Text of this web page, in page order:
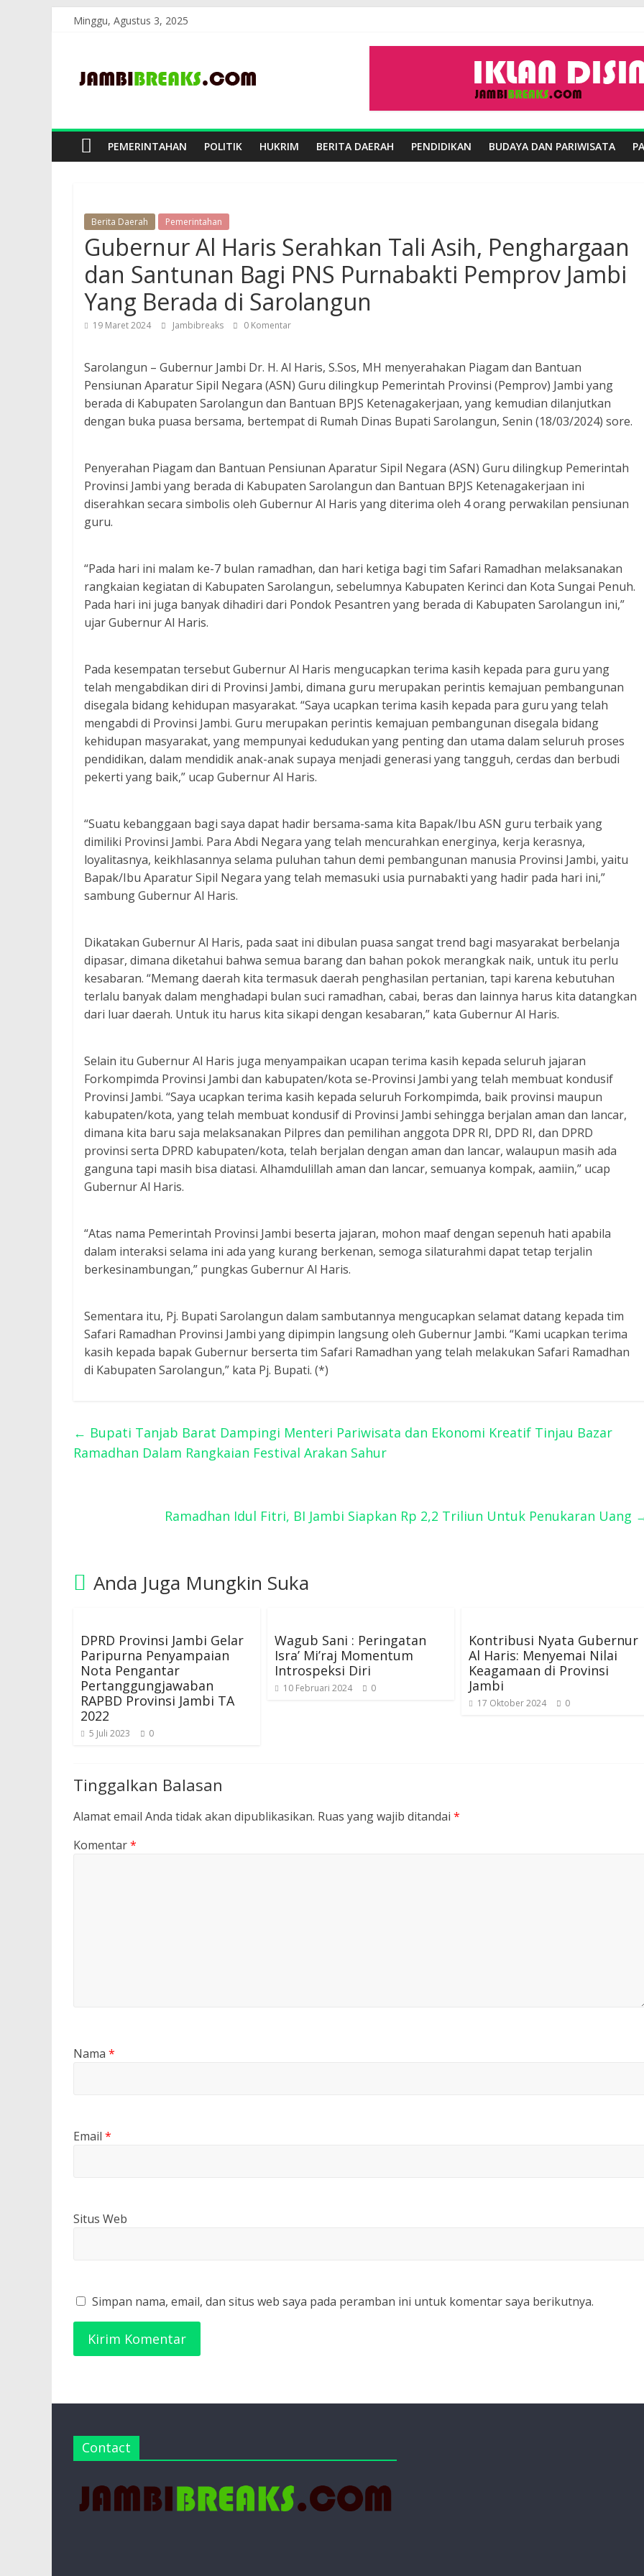
Minggu, Agustus 3, 2025
JambiBreaks
PEMERINTAHAN POLITIK HUKRIM BERITA DAERAH PENDIDIKAN BUDAYA DAN PARIWISATA
Berita Daerah Pemerintahan
Gubernur Al Haris Serahkan Tali Asih, Penghargaan
dan Santunan Bagi PNS Purnabakti Pemprov Jambi
Yang Berada di Sarolangun
19 Maret 2024 Jambibreaks 0 Komentar
Sarolangun – Gubernur Jambi Dr. H. Al Haris, S.Sos, MH menyerahakan Piagam dan Bantuan
Pensiunan Aparatur Sipil Negara (ASN) Guru dilingkup Pemerintah Provinsi (Pemprov) Jambi yang
berada di Kabupaten Sarolangun dan Bantuan BPJS Ketenagakerjaan, yang kemudian dilanjutkan
dengan buka puasa bersama, bertempat di Rumah Dinas Bupati Sarolangun, Senin (18/03/2024) sore.
Penyerahan Piagam dan Bantuan Pensiunan Aparatur Sipil Negara (ASN) Guru dilingkup Pemerintah
Provinsi Jambi yang berada di Kabupaten Sarolangun dan Bantuan BPJS Ketenagakerjaan ini
diserahkan secara simbolis oleh Gubernur Al Haris yang diterima oleh 4 orang perwakilan pensiunan
guru.
“Pada hari ini malam ke-7 bulan ramadhan, dan hari ketiga bagi tim Safari Ramadhan melaksanakan
rangkaian kegiatan di Kabupaten Sarolangun, sebelumnya Kabupaten Kerinci dan Kota Sungai Penuh.
Pada hari ini juga banyak dihadiri dari Pondok Pesantren yang berada di Kabupaten Sarolangun ini,”
ujar Gubernur Al Haris.
Pada kesempatan tersebut Gubernur Al Haris mengucapkan terima kasih kepada para guru yang
telah mengabdikan diri di Provinsi Jambi, dimana guru merupakan perintis kemajuan pembangunan
disegala bidang kehidupan masyarakat. “Saya ucapkan terima kasih kepada para guru yang telah
mengabdi di Provinsi Jambi. Guru merupakan perintis kemajuan pembangunan disegala bidang
kehidupan masyarakat, yang mempunyai kedudukan yang penting dan utama dalam seluruh proses
pendidikan, dalam mendidik anak-anak supaya menjadi generasi yang tangguh, cerdas dan berbudi
pekerti yang baik,” ucap Gubernur Al Haris.
“Suatu kebanggaan bagi saya dapat hadir bersama-sama kita Bapak/Ibu ASN guru terbaik yang
dimiliki Provinsi Jambi. Para Abdi Negara yang telah mencurahkan energinya, kerja kerasnya,
loyalitasnya, keikhlasannya selama puluhan tahun demi pembangunan manusia Provinsi Jambi, yaitu
Bapak/Ibu Aparatur Sipil Negara yang telah memasuki usia purnabakti yang hadir pada hari ini,”
sambung Gubernur Al Haris.
Dikatakan Gubernur Al Haris, pada saat ini dibulan puasa sangat trend bagi masyarakat berbelanja
dipasar, dimana diketahui bahwa semua barang dan bahan pokok merangkak naik, untuk itu perlu
kesabaran. “Memang daerah kita termasuk daerah penghasilan pertanian, tapi karena kebutuhan
terlalu banyak dalam menghadapi bulan suci ramadhan, cabai, beras dan lainnya harus kita datangkan
dari luar daerah. Untuk itu harus kita sikapi dengan kesabaran,” kata Gubernur Al Haris.
Selain itu Gubernur Al Haris juga menyampaikan ucapan terima kasih kepada seluruh jajaran
Forkompimda Provinsi Jambi dan kabupaten/kota se-Provinsi Jambi yang telah membuat kondusif
Provinsi Jambi. “Saya ucapkan terima kasih kepada seluruh Forkompimda, baik provinsi maupun
kabupaten/kota, yang telah membuat kondusif di Provinsi Jambi sehingga berjalan aman dan lancar,
dimana kita baru saja melaksanakan Pilpres dan pemilihan anggota DPR RI, DPD RI, dan DPRD
provinsi serta DPRD kabupaten/kota, telah berjalan dengan aman dan lancar, walaupun masih ada
ganguna tapi masih bisa diatasi. Alhamdulillah aman dan lancar, semuanya kompak, aamiin,” ucap
Gubernur Al Haris.
“Atas nama Pemerintah Provinsi Jambi beserta jajaran, mohon maaf dengan sepenuh hati apabila
dalam interaksi selama ini ada yang kurang berkenan, semoga silaturahmi dapat tetap terjalin
berkesinambungan,” pungkas Gubernur Al Haris.
Sementara itu, Pj. Bupati Sarolangun dalam sambutannya mengucapkan selamat datang kepada tim
Safari Ramadhan Provinsi Jambi yang dipimpin langsung oleh Gubernur Jambi. “Kami ucapkan terima
kasih kepada bapak Gubernur berserta tim Safari Ramadhan yang telah melakukan Safari Ramadhan
di Kabupaten Sarolangun,” kata Pj. Bupati. (*)
← Bupati Tanjab Barat Dampingi Menteri Pariwisata dan Ekonomi Kreatif Tinjau Bazar
Ramadhan Dalam Rangkaian Festival Arakan Sahur
Ramadhan Idul Fitri, BI Jambi Siapkan Rp 2,2 Triliun Untuk Penukaran Uang
Anda Juga Mungkin Suka
DPRD Provinsi Jambi Gelar
Paripurna Penyampaian
Nota Pengantar
Pertanggungjawaban
RAPBD Provinsi Jambi TA
2022
5 Juli 2023 0
Wagub Sani : Peringatan
Isra’ Mi’raj Momentum
Introspeksi Diri
10 Februari 2024 0
Kontribusi Nyata Gubernur
Al Haris: Menyemai Nilai
Keagamaan di Provinsi
Jambi
17 Oktober 2024 0
Tinggalkan Balasan
Alamat email Anda tidak akan dipublikasikan. Ruas yang wajib ditandai *
Komentar*
Nama *
Email *
Situs Web
Simpan nama, email, dan situs web saya pada peramban ini untuk komentar saya berikutnya.
Contact